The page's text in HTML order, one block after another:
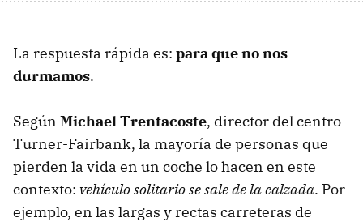
La respuesta rápida es: para que no nos
durmamos.
Según Michael Trentacoste, director del centro
Turner-Fairbank, la mayoría de personas que
pierden la vida en un coche lo hacen en este
contexto: vehículo solitario se sale de la calzada. Por
ejemplo, en las largas y rectas carreteras de